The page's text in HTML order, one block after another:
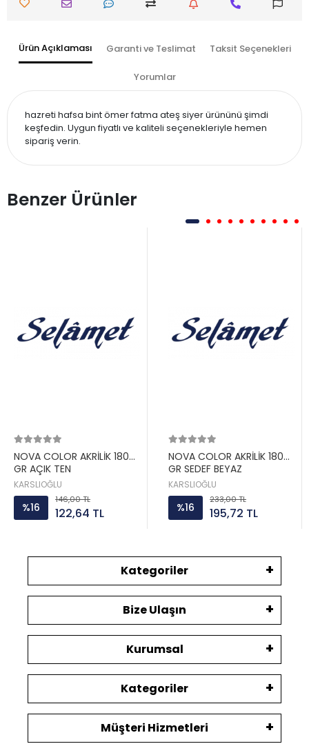
Ürün Açıklaması Garanti ve Teslimat Taksit Seçenekleri
Yorumlar
hazreti hafsa bint ömer fatma ateş siyer ürününü şimdi
keşfedin. Uygun fiyatlı ve kaliteli seçenekleriyle hemen
sipariş verin.
Benzer Ürünler
NOVA COLOR AKRİLİK 180
GR AÇIK TEN
KARSLIOĞLU
%16
146,00 TL
122,64 TL
NOVA COLOR AKRİLİK 180
GR SEDEF BEYAZ
KARSLIOĞLU
%16
233,00 TL
195,72 TL
Kategoriler
Bize Ulaşın
Kurumsal
Kategoriler
Müşteri Hizmetleri